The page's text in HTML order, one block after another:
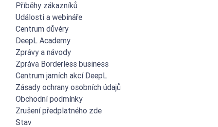
Příběhy zákazníků
Události a webináře
Centrum důvěry
DeepL Academy
Zprávy a návody
Zpráva Borderless business
Centrum jarních akcí DeepL
Zásady ochrany osobních údajů
Obchodní podmínky
Zrušení předplatného zde
Stav